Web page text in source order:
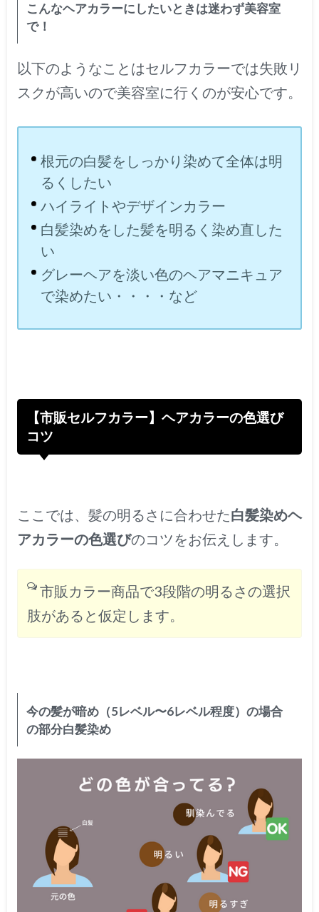
こんなヘアカラーにしたいときは迷わず美容室
で！
以下のようなことはセルフカラーでは失敗リ
スクが高いので美容室に行くのが安心です。
根元の白髪をしっかり染めて全体は明
るくしたい
ハイライトやデザインカラー
白髪染めをした髪を明るく染め直した
い
グレーヘアを淡い色のヘアマニキュア
で染めたい・・・・など
【市販セルフカラー】ヘアカラーの色選び
コツ
ここでは、髪の明るさに合わせた白髪染めヘ
アカラーの色選びのコツをお伝えします。
市販カラー商品で3段階の明るさの選択
肢があると仮定します。
今の髪が暗め（5レベル〜6レベル程度）の場合
の部分白髪染め